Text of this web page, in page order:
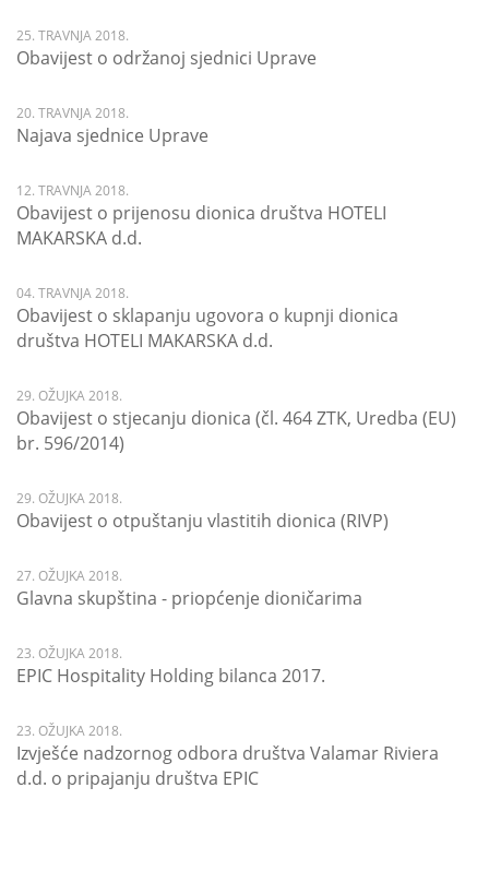
25. TRAVNJA 2018.
Obavijest o održanoj sjednici Uprave
20. TRAVNJA 2018.
Najava sjednice Uprave
12. TRAVNJA 2018.
Obavijest o prijenosu dionica društva HOTELI
MAKARSKA d.d.
04. TRAVNJA 2018.
Obavijest o sklapanju ugovora o kupnji dionica
društva HOTELI MAKARSKA d.d.
29. OŽUJKA 2018.
Obavijest o stjecanju dionica (čl. 464 ZTK, Uredba (EU)
br. 596/2014)
29. OŽUJKA 2018.
Obavijest o otpuštanju vlastitih dionica (RIVP)
27. OŽUJKA 2018.
Glavna skupština - priopćenje dioničarima
23. OŽUJKA 2018.
EPIC Hospitality Holding bilanca 2017.
23. OŽUJKA 2018.
Izvješće nadzornog odbora društva Valamar Riviera
d.d. o pripajanju društva EPIC